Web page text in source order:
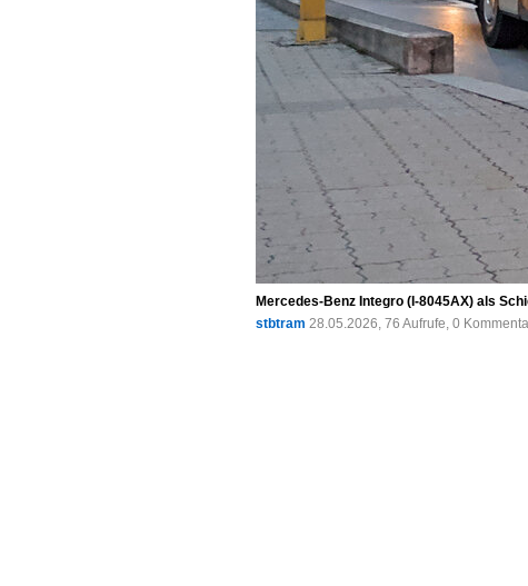
Mercedes-Benz Integro (I-8045AX) als
stbtram 28.05.2026, 76 Aufrufe, 0